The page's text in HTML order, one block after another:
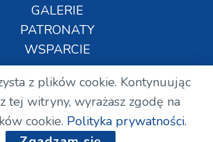
GALERIE
PATRONATY
WSPARCIE
prawa zastrzeżone. RDN.
z plików cookie. Kontynuując
tej witryny, wyrażasz zgodę na
cookie. Polityka prywatności.